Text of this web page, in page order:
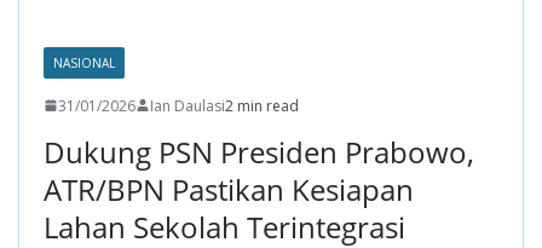
o
k p
NASIONAL
31/01/2026 Ian Daulasi2 min read
Dukung PSN Presiden Prabowo,
ATR/BPN Pastikan Kesiapan
Lahan Sekolah Terintegrasi